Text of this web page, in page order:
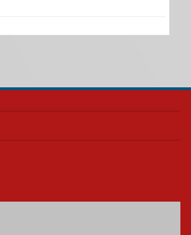
realizará nova edição da Feira